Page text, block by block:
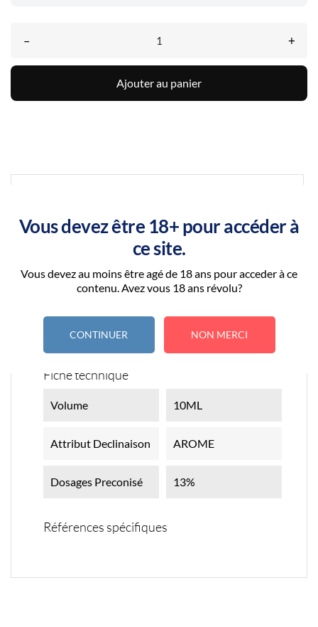
Vous devez être 18+ pour accéder à
ce site.
Vous devez au moins être agé de 18 ans pour acceder à ce
contenu. Avez vous 18 ans révolu?
CONTINUER NON MERCI
– +
Ajouter au panier
Référence CONC_FRUITS_DES_BOIS_SOLANA
Fiche technique
Volume 10ML
Attribut Declinaison AROME
Dosages Preconisé 13%
Références spécifiques